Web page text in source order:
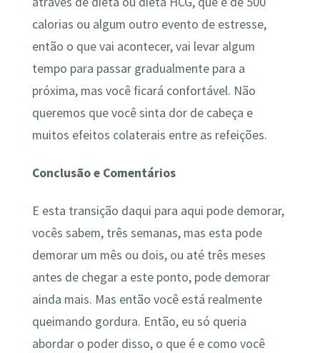
calorias ou algum outro evento de estresse,
então o que vai acontecer, vai levar algum
tempo para passar gradualmente para a
próxima, mas você ficará confortável. Não
queremos que você sinta dor de cabeça e
muitos efeitos colaterais entre as refeições.
Conclusão e Comentários
E esta transição daqui para aqui pode demorar,
vocês sabem, três semanas, mas esta pode
demorar um mês ou dois, ou até três meses
antes de chegar a este ponto, pode demorar
ainda mais. Mas então você está realmente
queimando gordura. Então, eu só queria
abordar o poder disso, o que é e como você